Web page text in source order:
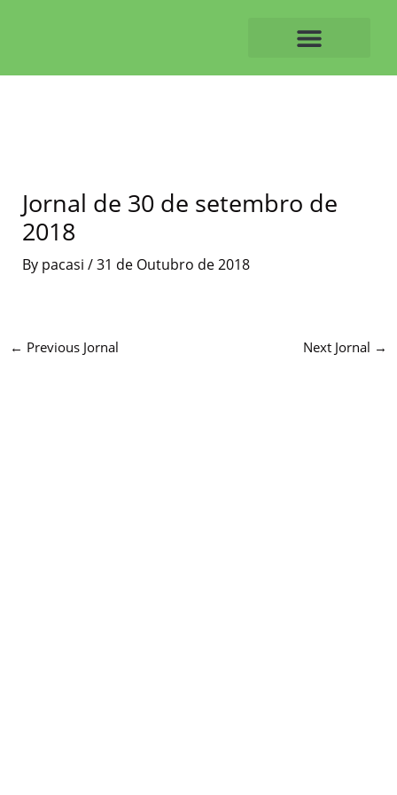
Jornal de 30 de setembro de
2018
By pacasi /31 de Outubro de 2018
← Previous Jornal Next Jornal →